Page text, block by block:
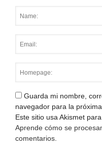
Guarda mi nombre,
navegador para la
Este sitio usa Akismet
Aprende cómo se
comentarios